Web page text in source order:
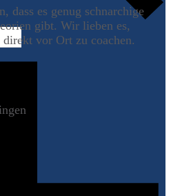
es genug schnarchige
gibt. Wir lieben es,
vor Ort zu coachen.